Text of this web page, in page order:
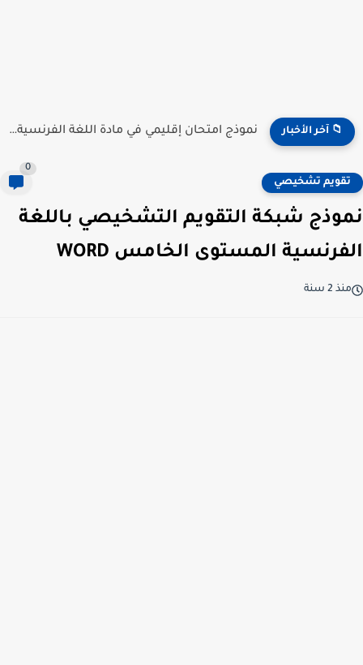
📁 آخر الأخبار نموذج امتحان إقليمي في مادة اللغة الفرنسية للمستوى السادس...
تقويم تشخيصي
0
نموذج شبكة التقويم التشخيصي باللغة
الفرنسية المستوى الخامس WORD
منذ 2 سنة